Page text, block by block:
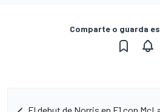
Comparte o guarda
El debut de Norris en F1 con